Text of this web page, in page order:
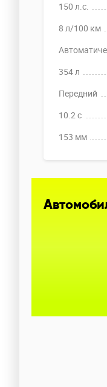
150 л.с.
8 л/100 км
354 л
Передний
10.2 c
153 мм